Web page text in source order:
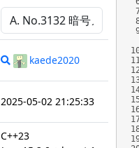
kaede2020
2025-05-02 21:25:33
C++23